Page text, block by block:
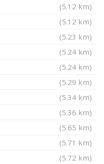
(5.12 km)
(5.12 km)
(5.23 km)
(5.24 km)
(5.24 km)
(5.29 km)
(5.34 km)
(5.36 km)
(5.65 km)
(5.71 km)
(5.72 km)